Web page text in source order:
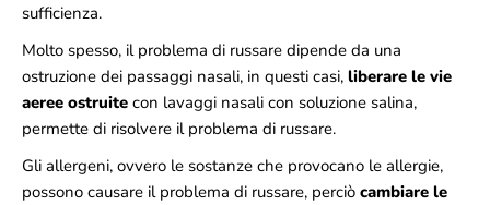
sufficienza.
Molto spesso, il problema di russare dipende da una
ostruzione dei passaggi nasali, in questi casi, liberare le vie
aeree ostruite con lavaggi nasali con soluzione salina,
permette di risolvere il problema di russare.
Gli allergeni, ovvero le sostanze che provocano le allergie,
possono causare il problema di russare, perciò cambiare le